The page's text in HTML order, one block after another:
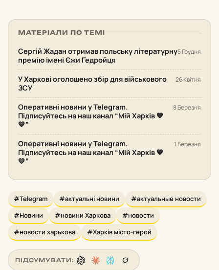
МАТЕРІАЛИ ПО ТЕМІ
Сергій Жадан отримав польську літературну
премію імені Єжи Ґедройця
5 Грудня
У Харкові оголошено збір для військового
ЗСУ
26 Квітня
Оперативні новини у Telegram.
Підписуйтесь на наш канал “Мій Харків 💙
💛”
8 Березня
Оперативні новини у Telegram.
Підписуйтесь на наш канал “Мій Харків 💙
💛”
1 Березня
#Telegram #актуальні новини
#актуальные новости
#Новини
#новини Харкова
#новости
#новости харькова
#Харків місто-герой
ПІДСУМУВАТИ: